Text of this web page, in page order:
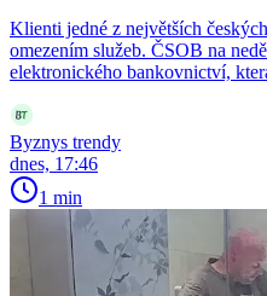
Klienti jedné z největších
omezením služeb. ČSOB na
elektronického bankovnictví,
Byznys trendy
dnes, 17:46
1 min